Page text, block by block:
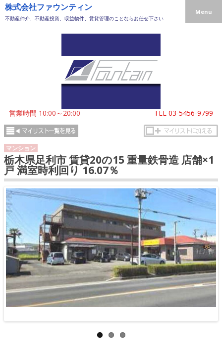
株式会社ファウンティン
不動産仲介、不動産投資、収益物件、賃貸管理のことならお任せ下さい
営業時間 10:00～20:00 TEL 03-5456-9799
Menu
マンション
栃木県足利市 賃貸20の15 重量鉄骨造 店舗×1
戸 満室時利回り 16.07％
>>